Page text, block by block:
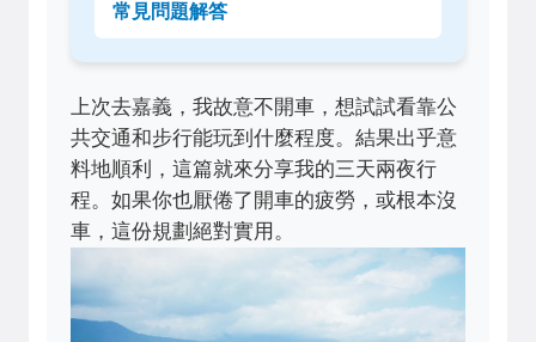
常見問題解答
上次去嘉義，我故意不開車，想試試看靠公
共交通和步行能玩到什麼程度。結果出乎意
料地順利，這篇就來分享我的三天兩夜行
程。如果你也厭倦了開車的疲勞，或根本沒
車，這份規劃絕對實用。